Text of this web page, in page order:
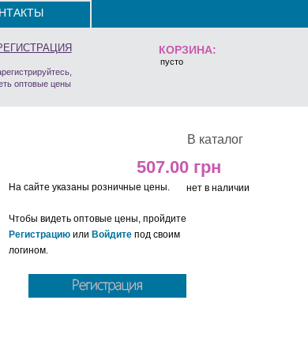
КОРЗИНА:
пусто
оптовые цены
В каталог
507.00
нет в наличии
На сайте указаны розничные цены.
Чтобы видеть оптовые цены, пройдите
Регистрацию или Войдите под своим
логином.